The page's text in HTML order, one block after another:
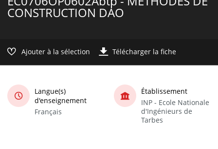
CONSTRUCTION DAO
Ajouter à la sélection Télécharger la fiche
Langue(s)
d'enseignement
Français
Établissement
INP - Ecole Nationale
d'Ingénieurs de
Tarbes